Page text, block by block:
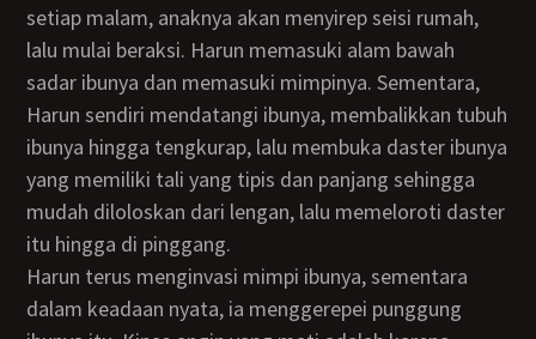
setiap malam, anaknya akan menyirep seisi rumah,
lalu mulai beraksi. Harun memasuki alam bawah
sadar ibunya dan memasuki mimpinya. Sementara,
Harun sendiri mendatangi ibunya, membalikkan tubuh
ibunya hingga tengkurap, lalu membuka daster ibunya
yang memiliki tali yang tipis dan panjang sehingga
mudah diloloskan dari lengan, lalu memeloroti daster
itu hingga di pinggang.
Harun terus menginvasi mimpi ibunya, sementara
dalam keadaan nyata, ia menggerepei punggung